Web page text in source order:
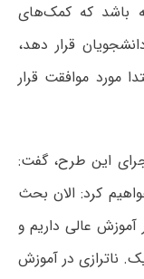
باشد که کمک‌های
قرار دهد،
مورد موافقت قرار
این طرح، گفت:
کرد: الان بحث
عالی داریم و
ناترازی در آموزش